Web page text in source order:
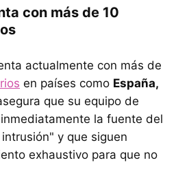
con más de 10
actualmente con más de
en países como España,
que su equipo de
la fuente del
y que siguen
exhaustivo para que no